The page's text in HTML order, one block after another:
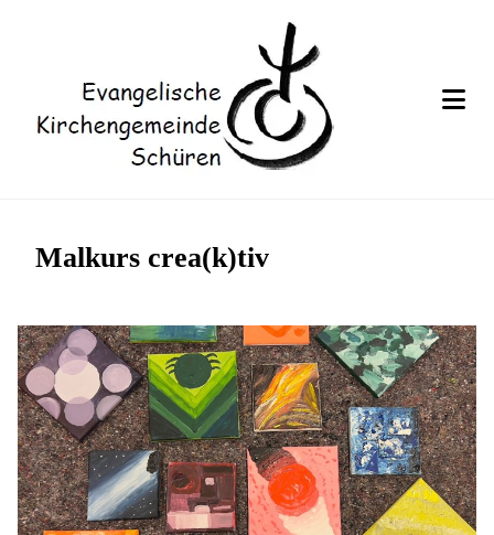
Malkurs crea(k)tiv